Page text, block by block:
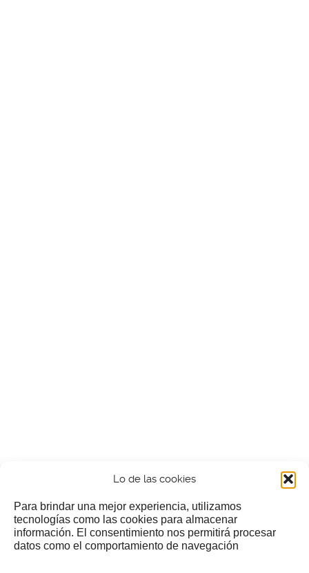
Lo de las cookies
Para brindar una mejor experiencia, utilizamos
tecnologías como las cookies para almacenar
información. El consentimiento nos permitirá procesar
datos como el comportamiento de navegación
¿Nos invitas a un cafecillo?